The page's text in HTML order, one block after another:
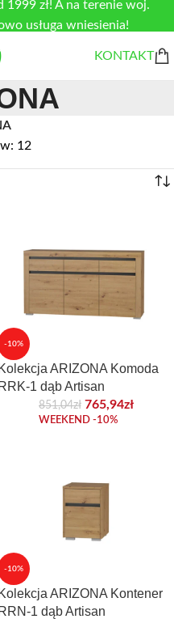
1999 zł! A na terenie woj.
usługa wniesienia!
KONTAKT
12
-10%
Kolekcja ARIZONA Komoda
RRK-1 dąb Artisan
851,04zł 765,94zł
WEEKEND -10%
-10%
Kolekcja ARIZONA Kontener
RRN-1 dąb Artisan